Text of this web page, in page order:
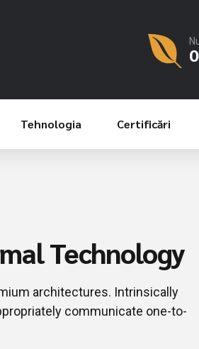
Tehnologia Certificări
Technology
architectures. Intrinsically
communicate one-to-